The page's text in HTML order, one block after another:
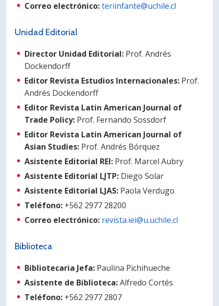
Correo electrónico:teriinfante@uchile.cl
Unidad Editorial
Director Unidad Editorial: Prof. Andrés
Dockendorff
Editor Revista Estudios Internacionales: Prof.
Andrés Dockendorff
Editor Revista Latin American Journal of
Trade Policy: Prof. Fernando Sossdorf
Editor Revista Latin American Journal of
Asian Studies: Prof. Andrés Bórquez
Asistente Editorial REI: Prof. Marcel Aubry
Asistente Editorial LJTP: Diego Solar
Asistente Editorial LJAS: Paola Verdugo
Teléfono: +562 2977 28200
Correo electrónico: revista.iei@u.uchile.cl
Biblioteca
Bibliotecaria Jefa: Paulina Pichihueche
Asistente de Biblioteca:Alfredo Cortés
Teléfono: +562 2977 2807